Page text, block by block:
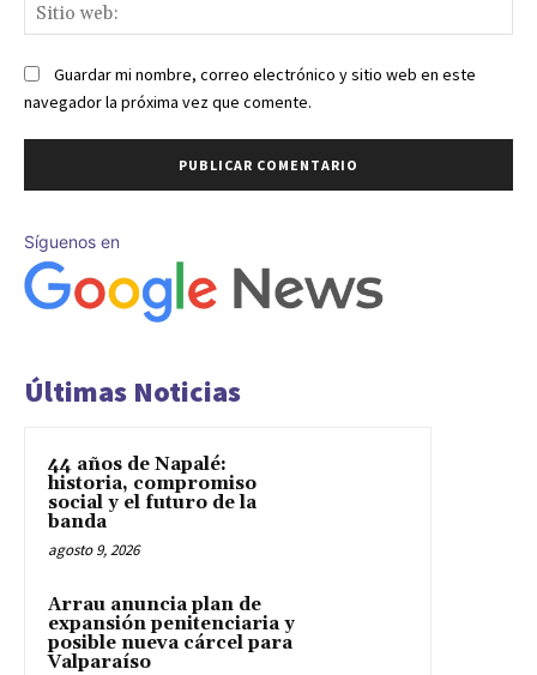
Guardar mi nombre, correo electrónico y sitio web en este
navegador la próxima vez que comente.
Síguenos en
Últimas Noticias
44 años de Napalé:
historia, compromiso
social y el futuro de la
banda
agosto 9, 2026
Arrau anuncia plan de
expansión penitenciaria y
posible nueva cárcel para
Valparaíso